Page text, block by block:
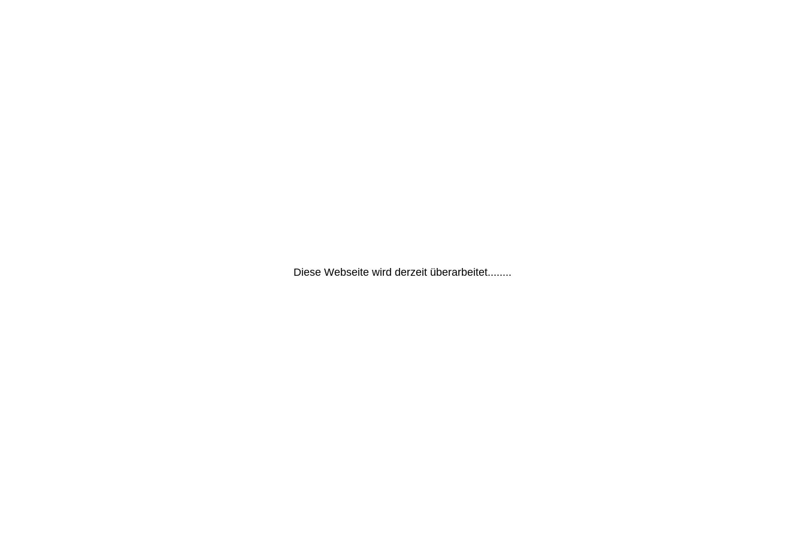
Diese Webseite wird derzeit überarbeitet........